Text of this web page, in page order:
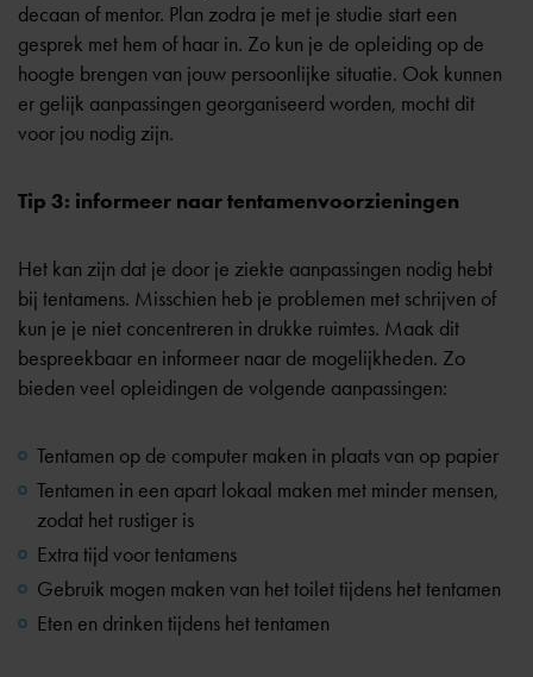
decaan of mentor. Plan zodra je met je studie start een
gesprek met hem of haar in. Zo kun je de opleiding op de
hoogte brengen van jouw persoonlijke situatie. Ook kunnen
er gelijk aanpassingen georganiseerd worden, mocht dit
voor jou nodig zijn.
Tip 3: informeer naar tentamenvoorzieningen
Het kan zijn dat je door je ziekte aanpassingen nodig hebt
bij tentamens. Misschien heb je problemen met schrijven of
kun je je niet concentreren in drukke ruimtes. Maak dit
bespreekbaar en informeer naar de mogelijkheden. Zo
bieden veel opleidingen de volgende aanpassingen:
Tentamen op de computer maken in plaats van op papier
Tentamen in een apart lokaal maken met minder mensen,
zodat het rustiger is
Extra tijd voor tentamens
Gebruik mogen maken van het toilet tijdens het tentamen
Eten en drinken tijdens het tentamen